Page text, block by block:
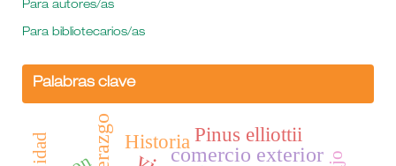
Para autores/as
Para bibliotecarios/as
Palabras clave
comercio exterior
Historia Pinus elliottii